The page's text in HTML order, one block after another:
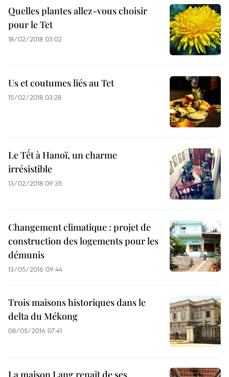
Quelles plantes allez-vous choisir
pour le Tet
18/02/2018 03:02
Us et coutumes liés au Tet
15/02/2018 03:28
Le Tết à Hanoï, un charme
irrésistible
13/02/2018 09:35
Changement climatique : projet de
construction des logements pour les
démunis
13/05/2016 09:44
Trois maisons historiques dans le
delta du Mékong
08/05/2016 07:41
La maison Lang renaît de ses